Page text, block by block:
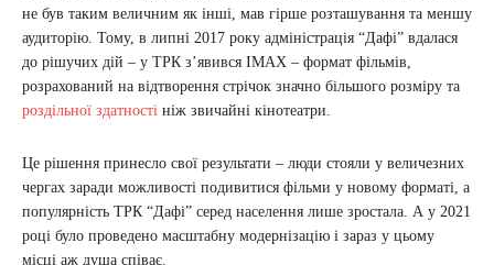
не був таким величним як інші, мав гірше розташування та меншу
аудиторію. Тому, в липні 2017 року адміністрація “Дафі” вдалася
до рішучих дій – у ТРК зʼявився IMAX – формат фільмів,
розрахований на відтворення стрічок значно більшого розміру та
роздільної здатності ніж звичайні кінотеатри.
Це рішення принесло свої результати – люди стояли у величезних
чергах заради можливості подивитися фільми у новому форматі, а
популярність ТРК “Дафі” серед населення лише зростала. А у 2021
році було проведено масштабну модернізацію і зараз у цьому
місці аж душа співає.